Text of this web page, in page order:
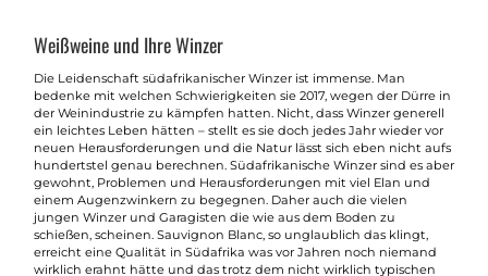
Weißweine und Ihre Winzer
Die Leidenschaft südafrikanischer Winzer ist immense. Man
bedenke mit welchen Schwierigkeiten sie 2017, wegen der Dürre in
der Weinindustrie zu kämpfen hatten. Nicht, dass Winzer generell
ein leichtes Leben hätten – stellt es sie doch jedes Jahr wieder vor
neuen Herausforderungen und die Natur lässt sich eben nicht aufs
hundertstel genau berechnen. Südafrikanische Winzer sind es aber
gewohnt, Problemen und Herausforderungen mit viel Elan und
einem Augenzwinkern zu begegnen. Daher auch die vielen
jungen Winzer und Garagisten die wie aus dem Boden zu
schießen, scheinen. Sauvignon Blanc, so unglaublich das klingt,
erreicht eine Qualität in Südafrika was vor Jahren noch niemand
wirklich erahnt hätte und das trotz dem nicht wirklich typischen